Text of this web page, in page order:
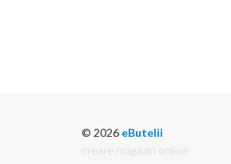
© 2026 eButelii
creare magazin online